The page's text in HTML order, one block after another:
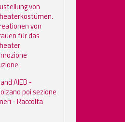
von
von
für das
AIED -
poi sezione
- Raccolta